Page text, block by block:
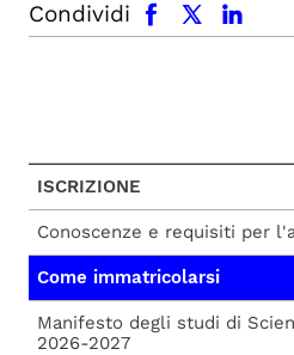
Condividi
ISCRIZIONE
Conoscenze e requisiti per
Come immatricolarsi
Manifesto degli studi di
2026-2027